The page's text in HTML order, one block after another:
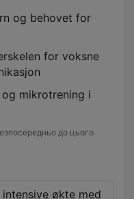
og behovet for
for voksne
mikrotrening i
до цього
økte med